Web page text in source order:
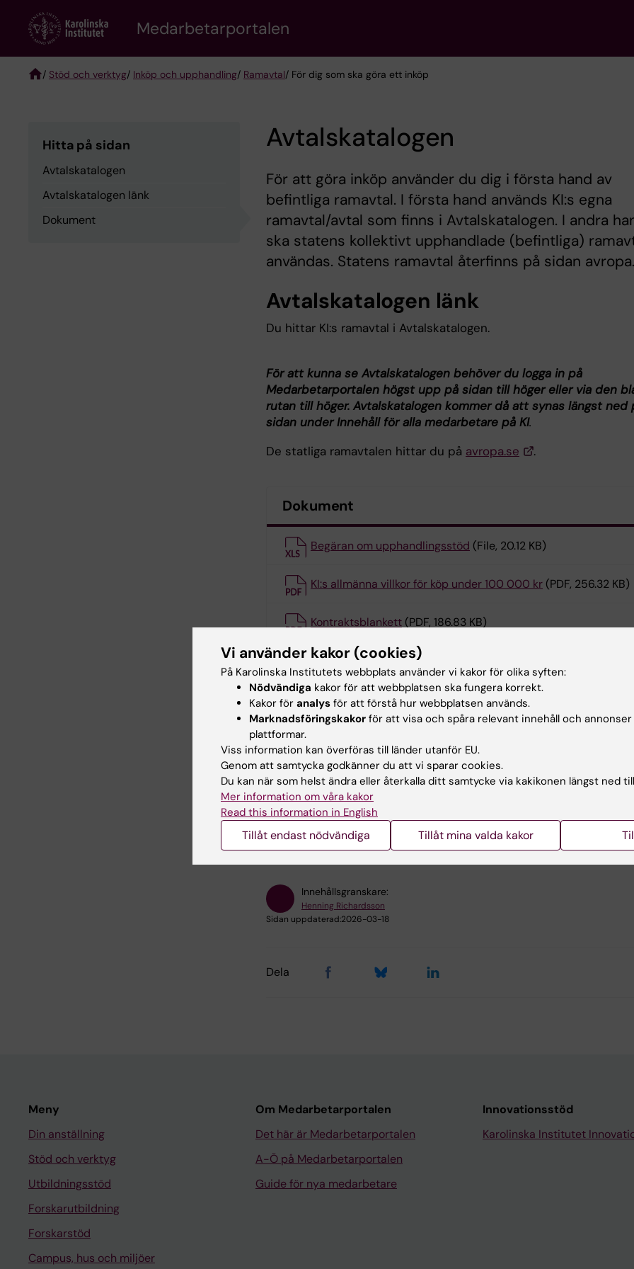
content
Medarbetarportalen
/ Stöd och verktyg/ Inköp och upphandling/ Ramavtal/ För dig som ska göra ett inköp
Hitta på sidan
Avtalskatalogen
Avtalskatalogen länk
Dokument
Avtalskatalogen
För att göra inköp använder du dig i första hand av
befintliga ramavtal. I första hand används KI:s egna
ramavtal/avtal som finns i Avtalskatalogen. I andra
ska statens kollektivt upphandlade (befintliga)
användas. Statens ramavtal återfinns på sidan
Avtalskatalogen länk
Du hittar KI:s ramavtal i Avtalskatalogen.
För att kunna se Avtalskatalogen behöver du logga in på
Medarbetarportalen högst upp på sidan till höger eller via den
rutan till höger. Avtalskatalogen kommer då att synas längst ned
sidan under Innehåll för alla medarbetare på KI.
De statliga ramavtalen hittar du på avropa.se .
Dokument
Begäran om upphandlingsstöd (File, 20.12 KB)
KI:s allmänna villkor för köp under 100 000 kr (PDF, 256.32 KB)
Kontraktsblankett (PDF, 186.83 KB)
Mer information för inloggade
medarbetareK
l
i
c
k
a
h
ä
r
f
ö
r
a
t
t
v
i
s
a
/
d
ö
l
j
a
i
n
f
o
r
m
a
t
i
o
n
Det finns mer information för dig som arbetar i följande grupper
All KI staff
Logga in med KI-ID
Hade du nytta av informationen på denna sida?
Innehållsgranskare:
Henning Richardsson
Sidan uppdaterad:2026-03-18
Dela
Meny
Din anställning
Stöd och verktyg
Utbildningsstöd
Forskarutbildning
Forskarstöd
Campus, hus och miljöer
Om Medarbetarportalen
Det här är Medarbetarportalen
A-Ö på Medarbetarportalen
Guide för nya medarbetare
Innovationsstöd
Karolinska Institutet
Vi använder kakor (cookies)
På Karolinska Institutets webbplats använder vi kakor för olika syften:
Nödvändiga kakor för att webbplatsen ska fungera korrekt.
Kakor för analys för att förstå hur webbplatsen används.
Marknadsföringskakor för att visa och spåra relevant innehåll och
plattformar.
Viss information kan överföras till länder utanför EU.
Genom att samtycka godkänner du att vi sparar cookies.
Du kan när som helst ändra eller återkalla ditt samtycke via kakikonen längst ned
Mer information om våra kakor
Read this information in English
Tillåt endast nödvändiga Tillåt mina valda kakor